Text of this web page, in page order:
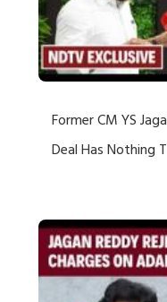
Former CM YS
Deal Has Nothing